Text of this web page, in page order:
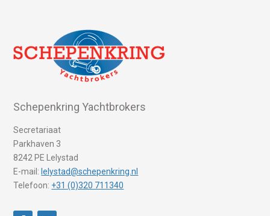
Schepenkring Yachtbrokers
Secretariaat
Parkhaven 3
8242 PE Lelystad
E-mail: lelystad@schepenkring.nl
Telefoon: +31 (0)320 711340